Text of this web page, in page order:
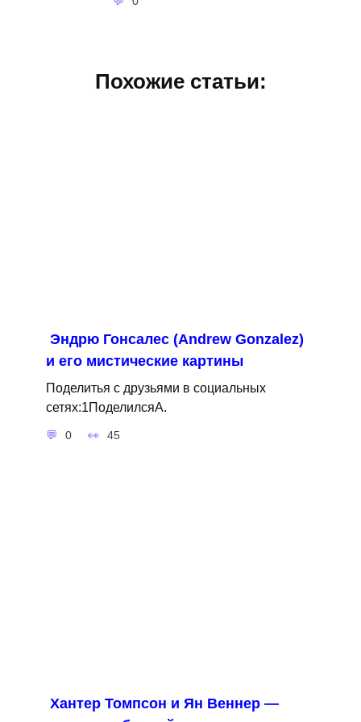
Похожие статьи:
Эндрю Гонсалес (Andrew Gonzalez)
и его мистические картины
Поделитья с друзьями в социальных
сетях:1ПоделилсяA.
0 45
Хантер Томпсон и Ян Веннер —